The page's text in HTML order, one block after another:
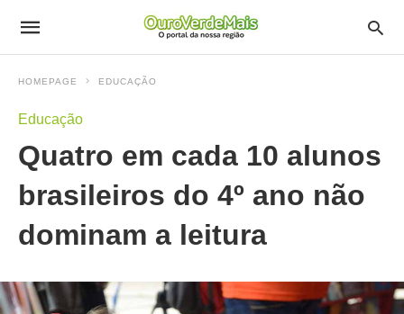
HOMEPAGE EDUCAÇÃO
Educação
Quatro em cada 10 alunos
brasileiros do 4º ano não
dominam a leitura